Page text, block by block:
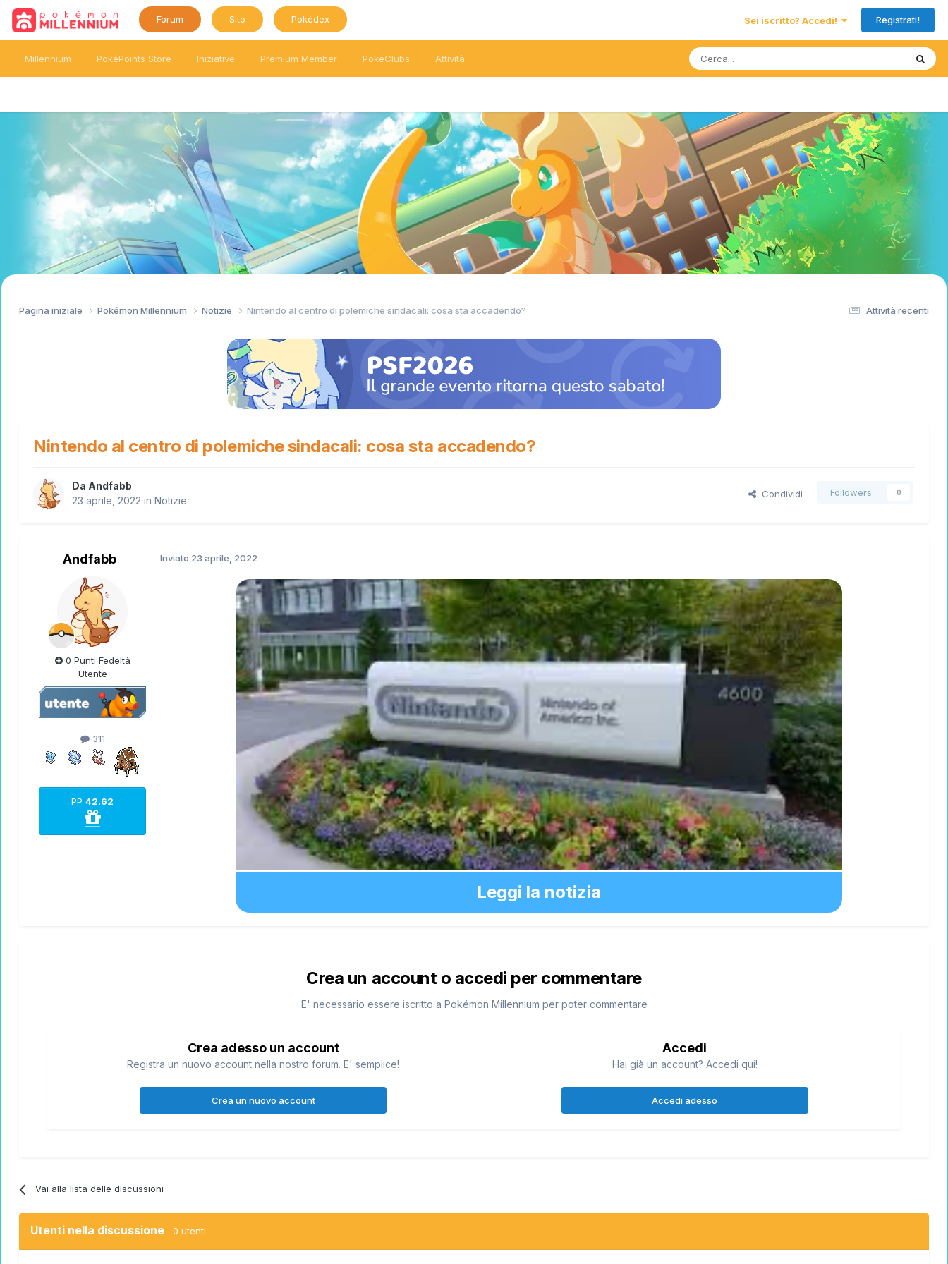
Forum Sito Pokédex Sei iscritto? Accedi! Registrati!
Millennium PokéPoints Store Iniziative Premium Member PokéClubs Attività
Attività recenti
Pagina iniziale Pokémon Millennium Notizie Nintendo al centro di polemiche sindacali: cosa sta accadendo?
Nintendo al centro di polemiche sindacali: cosa sta accadendo?
Da Andfabb
23 aprile, 2022 in Notizie
Condividi Followers 0
Andfabb
0 Punti Fedeltà
Utente
311
PP 42.62
Inviato 23 aprile, 2022
Leggi la notizia
Crea un account o accedi per commentare
E' necessario essere iscritto a Pokémon Millennium per poter commentare
Crea adesso un account
Registra un nuovo account nella nostro forum. E' semplice!
Crea un nuovo account
Accedi
Hai già un account? Accedi qui!
Accedi adesso
Vai alla lista delle discussioni
Utenti nella discussione 0 utenti